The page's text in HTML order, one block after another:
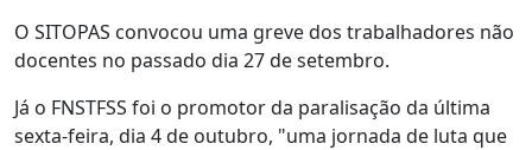
O SITOPAS convocou uma greve dos trabalhadores não
docentes no passado dia 27 de setembro.
Já o FNSTFSS foi o promotor da paralisação da última
sexta-feira, dia 4 de outubro, "uma jornada de luta que